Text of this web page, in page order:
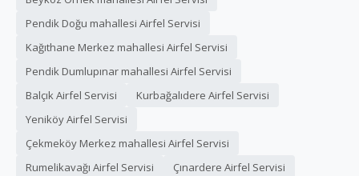
Pendik Doğu mahallesi Airfel Servisi
Kağıthane Merkez mahallesi Airfel Servisi
Pendik Dumlupınar mahallesi Airfel Servisi
Balçık Airfel Servisi
Kurbağalıdere Airfel Servisi
Yeniköy Airfel Servisi
Çekmeköy Merkez mahallesi Airfel Servisi
Rumelikavağı Airfel Servisi
Çınardere Airfel Servisi